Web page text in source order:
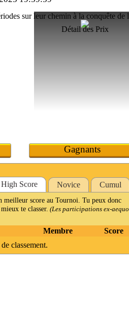
Détail des Prix
Gagnants
High Score Novice Cumul
meilleur score au Tournoi. Tu peux donc
te classer. (Les participations ex-aequo
Membre
Score
classement.